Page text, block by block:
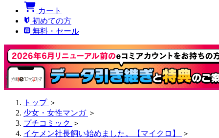
カート
初めての方
無料・セール
トップ ＞
少女・女性マンガ ＞
プチコミック ＞
イケメン社長飼い始めました。【マイクロ】
＞